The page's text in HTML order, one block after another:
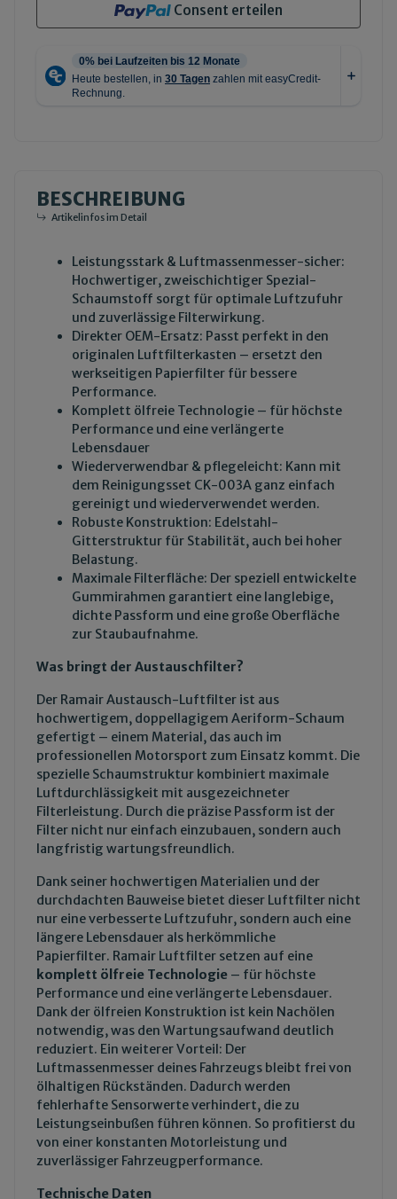
Consent erteilen
BESCHREIBUNG
Artikelinfos im Detail
Leistungsstark & Luftmassenmesser-sicher:
Hochwertiger, zweischichtiger Spezial-
Schaumstoff sorgt für optimale Luftzufuhr
und zuverlässige Filterwirkung.
Direkter OEM-Ersatz: Passt perfekt in den
originalen Luftfilterkasten – ersetzt den
werkseitigen Papierfilter für bessere
Performance.
Komplett ölfreie Technologie – für höchste
Performance und eine verlängerte
Lebensdauer
Wiederverwendbar & pflegeleicht: Kann mit
dem Reinigungsset CK-003A ganz einfach
gereinigt und wiederverwendet werden.
Robuste Konstruktion: Edelstahl-
Gitterstruktur für Stabilität, auch bei hoher
Belastung.
Maximale Filterfläche: Der speziell entwickelte
Gummirahmen garantiert eine langlebige,
dichte Passform und eine große Oberfläche
zur Staubaufnahme.
Was bringt der Austauschfilter?
Der Ramair Austausch-Luftfilter ist aus
hochwertigem, doppellagigem Aeriform-Schaum
gefertigt – einem Material, das auch im
professionellen Motorsport zum Einsatz kommt. Die
spezielle Schaumstruktur kombiniert maximale
Luftdurchlässigkeit mit ausgezeichneter
Filterleistung. Durch die präzise Passform ist der
Filter nicht nur einfach einzubauen, sondern auch
langfristig wartungsfreundlich.
Dank seiner hochwertigen Materialien und der
durchdachten Bauweise bietet dieser Luftfilter nicht
nur eine verbesserte Luftzufuhr, sondern auch eine
längere Lebensdauer als herkömmliche
Papierfilter. Ramair Luftfilter setzen auf eine
komplett ölfreie Technologie – für höchste
Performance und eine verlängerte Lebensdauer.
Dank der ölfreien Konstruktion ist kein Nachölen
notwendig, was den Wartungsaufwand deutlich
reduziert. Ein weiterer Vorteil: Der
Luftmassenmesser deines Fahrzeugs bleibt frei von
ölhaltigen Rückständen. Dadurch werden
fehlerhafte Sensorwerte verhindert, die zu
Leistungseinbußen führen können. So profitierst du
von einer konstanten Motorleistung und
zuverlässiger Fahrzeugperformance.
Technische Daten